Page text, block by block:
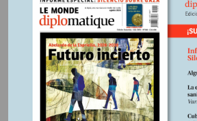
6 julio, 2024 Escrito por: Benoît
Edición Nº245